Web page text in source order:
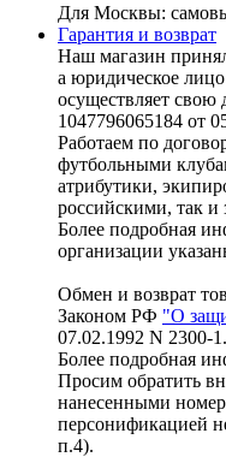
Для Москвы:
Гарантия и возврат
Наш магазин
а юридическое
осуществляет
1047796065184 от
Работаем по
футбольными
атрибутики,
российскими, так
Более подробная
организации
Обмен и возврат
Законом РФ "О
07.02.1992 N 2300-1.
Более подробная
Просим обратить
нанесенными
персонификацией
п.4).